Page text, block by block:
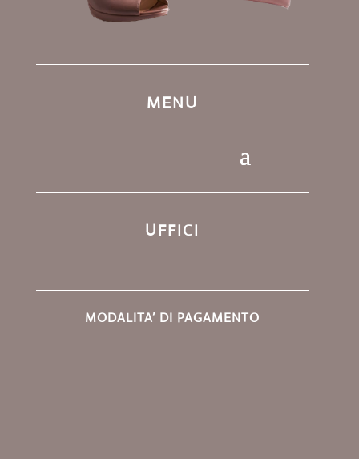
MENU
UFFICI
MODALITA’ DI PAGAMENTO